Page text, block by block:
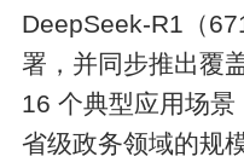
DeepSeek-R1（
署，并同步推出覆
16 个典型应用场
省级政务领域的规